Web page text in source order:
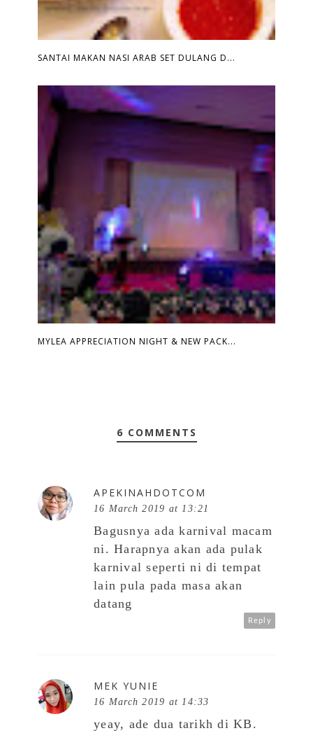
SANTAI MAKAN NASI ARAB SET DULANG D...
MYLEA APPRECIATION NIGHT & NEW PACK...
6 COMMENTS
APEKINAHDOTCOM
16 March 2019 at 13:21
Bagusnya ada karnival macam
ni. Harapnya akan ada pulak
karnival seperti ni di tempat
lain pula pada masa akan
datang
Reply
MEK YUNIE
16 March 2019 at 14:33
yeay, ade dua tarikh di KB.